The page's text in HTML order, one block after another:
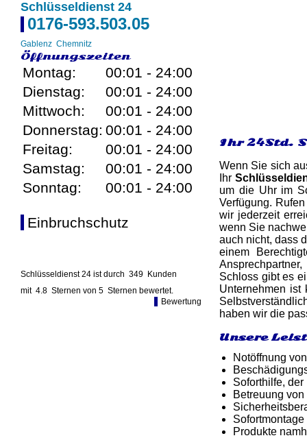
Schlüsseldienst 24
0176-593.503.05
Gablenz Chemnitz
Öffnungszeiten
Montag:
00:01 - 24:00
Dienstag:
00:01 - 24:00
Mittwoch:
00:01 - 24:00
Donnerstag: 00:01 - 24:00
Freitag:
00:01 - 24:00
Samstag:
00:01 - 24:00
Sonntag:
00:01 - 24:00
Einbruchschutz
Schlüsseldienst 24 ist durch 349 Kunden
mit 4.8 Sternen von 5 Sternen bewertet.
Bewertung
Ihr 24Std.
Wenn Sie sich
Ihr
um die Uhr im
Verfügung.
wir jederzeit
wenn Sie
auch nicht, dass
einem
Schloss gibt es
Unternehmen
haben wir die
Unsere
Notöffnung
Soforthilfe,
Betreuung
Produkte